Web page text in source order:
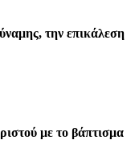
την επικάλεση
με το βάπτισμα